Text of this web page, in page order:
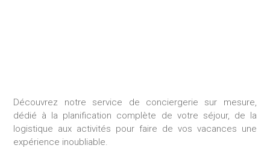
Découvrez notre service de conciergerie sur mesure,
dédié à la planification complète de votre séjour, de la
logistique aux activités pour faire de vos vacances une
expérience inoubliable.